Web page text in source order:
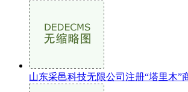
山东采邑科技无限公司注册“塔里木”